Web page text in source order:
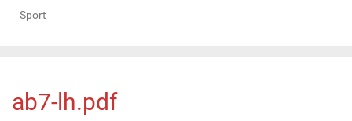
Sport
ab7-lh.pdf